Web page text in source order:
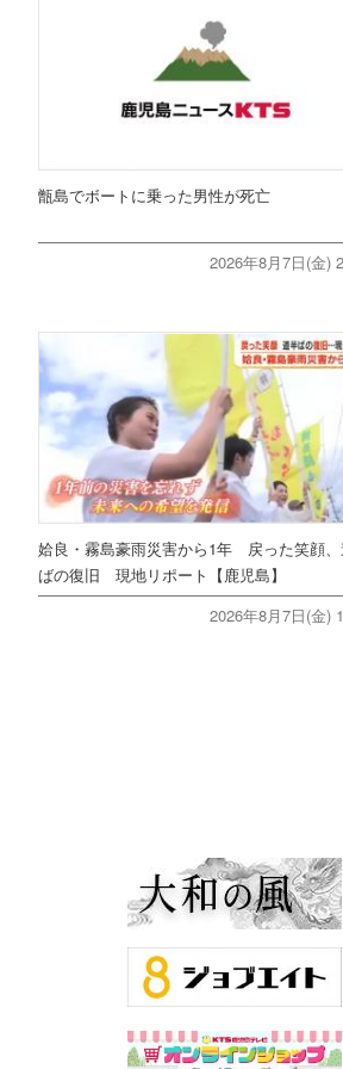
甑島でボートに乗った男性が死亡
2026年8月7日(金)
姶良・霧島豪雨災害から1年 戻った笑顔
ばの復旧 現地リポート【鹿児島】
2026年8月7日(金)